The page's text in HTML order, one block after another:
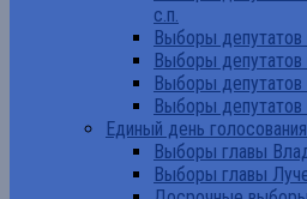
с.п.
Выборы депутатов
Выборы депутатов
Выборы депутатов
Выборы
Единый день
Выборы главы
Выборы главы